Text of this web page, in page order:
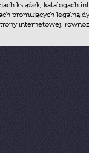
książek, katalogach
promujących legalną
internetowej,